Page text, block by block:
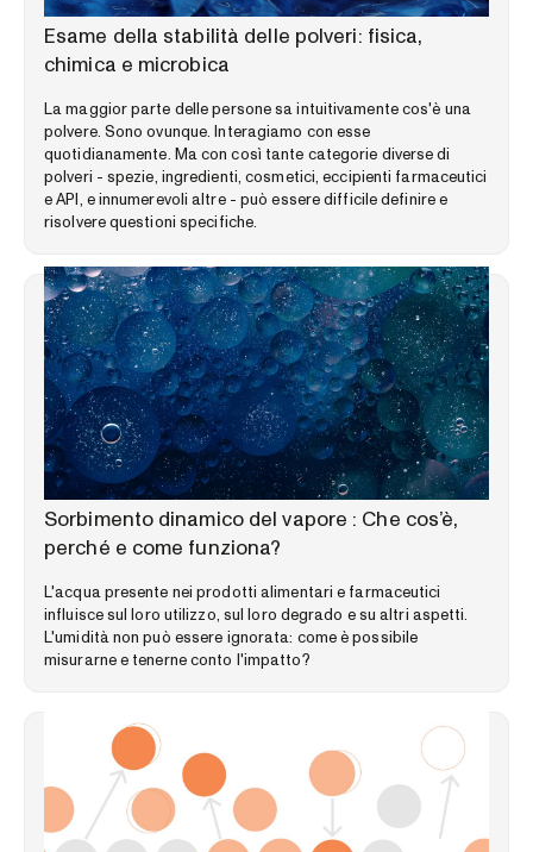
LIBRERIA DELLE COMPETENZE
Esame della stabilità delle polveri: fisica,
chimica e microbica
La maggior parte delle persone sa intuitivamente cos'è una
polvere. Sono ovunque. Interagiamo con esse
quotidianamente. Ma con così tante categorie diverse di
polveri - spezie, ingredienti, cosmetici, eccipienti farmaceutici
e API, e innumerevoli altre - può essere difficile definire e
risolvere questioni specifiche.
LIBRERIA DELLE COMPETENZE
Sorbimento dinamico del vapore : Che cos’è,
perché e come funziona?
L'acqua presente nei prodotti alimentari e farmaceutici
influisce sul loro utilizzo, sul loro degrado e su altri aspetti.
L'umidità non può essere ignorata: come è possibile
misurarne e tenerne conto l'impatto?